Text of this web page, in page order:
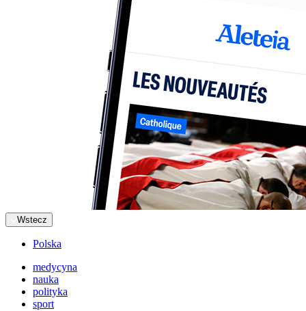
Wstecz
Polska
medycyna
nauka
polityka
sport